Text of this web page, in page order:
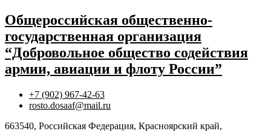
Общероссийская общественно-
государственная организация
“Добровольное общество содействия
армии, авиации и флоту России”
+7 (902) 967-42-63
rosto.dosaaf@mail.ru
663540, Российская Федерация, Красноярский край,